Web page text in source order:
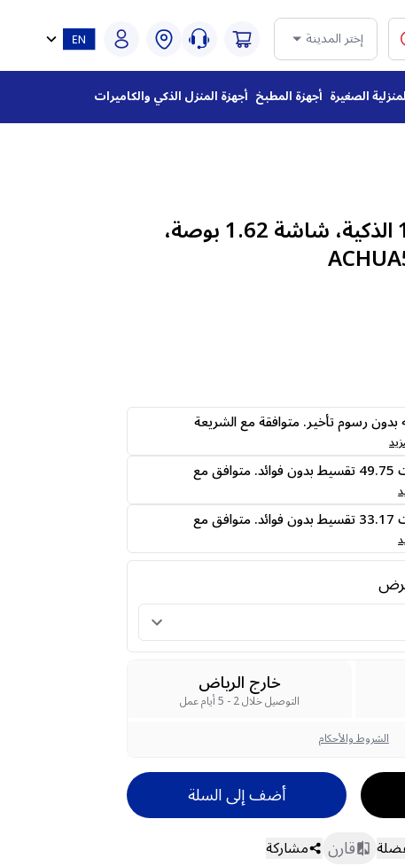
إختر المدينة
الصغيرة أجهزة المطبخ أجهزة المنزل الذكي والكاميرات
ساعة هواوي باند 11 الذكية، شاشة 1.62 بوصة،
دفعه بدون رسوم تأخير. متوافقة مع الشريعة
قسمها على 4 دفعات 49.75 تقسيط بدون فوائد. متوافق مع
قسمها على 6 دفعات 33.17 تقسيط بدون فوائد. متوافق مع
خارج الرياض
التوصيل خلال 2 - 5 أيام عمل
الشروط والأحكام
أضف إلى السلة
قارن مشاركة